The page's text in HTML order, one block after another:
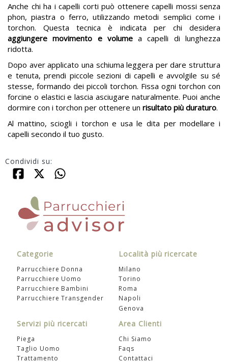
Anche chi ha i capelli corti può ottenere capelli mossi senza
phon, piastra o ferro, utilizzando metodi semplici come i
torchon. Questa tecnica è indicata per chi desidera
aggiungere movimento e volumea capelli di lunghezza
ridotta.
Dopo aver applicato una schiuma leggera per dare struttura
e tenuta, prendi piccole sezioni di capelli e avvolgile su sé
stesse, formando dei piccoli torchon. Fissa ogni torchon con
forcine o elastici e lascia asciugare naturalmente. Puoi anche
dormire con i torchon per ottenere un risultato più duraturo.
Al mattino, sciogli i torchon e usa le dita per modellare i
capelli secondo il tuo gusto.
Condividi su:
Categorie
Parrucchiere Donna
Parrucchiere Uomo
Parrucchiere Bambini
Parrucchiere Transgender
Località più ricercate
Milano
Torino
Roma
Napoli
Genova
Servizi più ricercati
Piega
Taglio Uomo
Trattamento
Area Clienti
Chi Siamo
Faqs
Contattaci